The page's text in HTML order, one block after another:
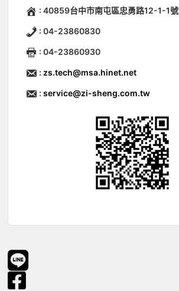
: 40859台中市南屯區忠勇路12-1-1號
: 04-23860830
: 04-23860930
: zs.tech@msa.hinet.net
:service@zi-sheng.com.tw